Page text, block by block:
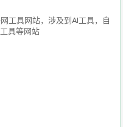
工具网站，涉及到AI工具，自
具等网站